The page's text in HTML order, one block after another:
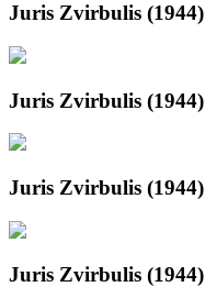
Juris Zvirbulis (1944)
Juris Zvirbulis (1944)
Juris Zvirbulis (1944)
Juris Zvirbulis (1944)